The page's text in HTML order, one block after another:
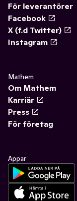
För leverantörer
Facebook
X (f.d Twitter)
Instagram
Mathem
Om Mathem
Karriär
Press
För företag
Appar